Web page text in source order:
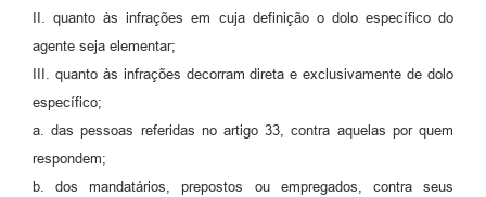
II. quanto às infrações em cuja definição o dolo específico do
agente seja elementar;
III. quanto às infrações decorram direta e exclusivamente de dolo
específico;
a. das pessoas referidas no artigo 33, contra aquelas por quem
respondem;
b. dos mandatários, prepostos ou empregados, contra seus